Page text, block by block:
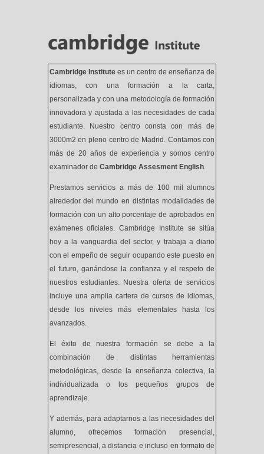
Cambridge Institutees un centro de enseñanza de
idiomas, con una formación a la carta,
personalizada y con una metodología de formación
innovadora y ajustada a las necesidades de cada
estudiante. Nuestro centro consta con más de
3000m2 en pleno centro de Madrid. Contamos con
más de 20 años de experiencia y somos centro
examinador de Cambridge Assesment English.
Prestamos servicios a más de 100 mil alumnos
alrededor del mundo en distintas modalidades de
formación con un alto porcentaje de aprobados en
exámenes oficiales. Cambridge Institute se sitúa
hoy a la vanguardia del sector, y trabaja a diario
con el empeño de seguir ocupando este puesto en
el futuro, ganándose la confianza y el respeto de
nuestros estudiantes. Nuestra oferta de servicios
incluye una amplia cartera de cursos de idiomas,
desde los niveles más elementales hasta los
avanzados.
El éxito de nuestra formación se debe a la
combinación de distintas herramientas
metodológicas, desde la enseñanza colectiva, la
individualizada o los pequeños grupos de
aprendizaje.
Y además, para adaptarnos a las necesidades del
alumno, ofrecemos formación presencial,
semipresencial, a distancia e incluso en formato de